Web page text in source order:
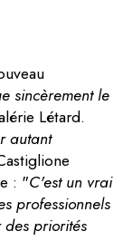
sincèrement le
Létard.
autant
: "C'est un vrai
professionnels
priorités